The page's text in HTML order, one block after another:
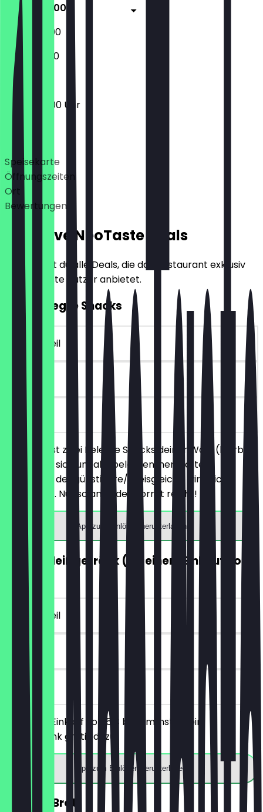
06:30 - 18:00
06:30 - 12:00
07:00 - 11:00
06:30 - 18:00 Uhr
Deals
Speisekarte
Öffnungszeiten
Ort
Bewertungen
Exklusive NeoTaste Deals
Hier findest du alle Deals, die das Restaurant exklusiv
für NeoTaste Nutzer anbietet.
2für1 Belegte Snacks
~€ 4 Vorteil
30 Tage
vor Ort
Du bestellst zwei Belegte Snacks deiner Wahl (hierbei
handelt es sich um alle belegten, herzhaften
Produkte), der günstigere/preisgleiche wird nicht
berechnet. Nur solange der Vorrat reicht!
App zum Einlösen herunterladen
GRATIS Heißgetränk (ab einem Einkauf von
~€ 4 Vorteil
7 Tage
vor Ort
Ab einem Einkauf von 5€ bekommst du ein
Heißgetränk gratis dazu.
App zum Einlösen herunterladen
30% auf Brot